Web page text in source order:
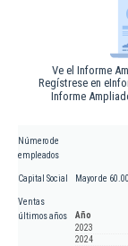
Ve el Informe
Regístrese en
Informe
Número de
empleados
Capital Social Mayor de
Ventas
últimos años
Año
2023
2024